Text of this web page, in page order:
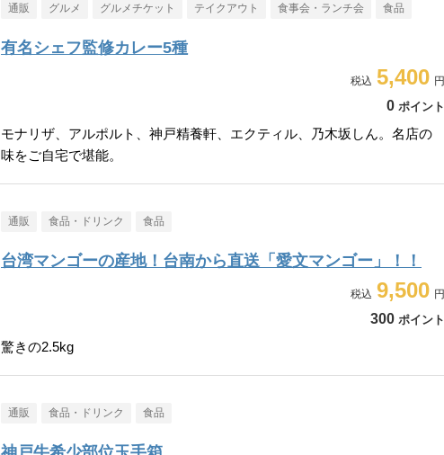
通販 グルメ グルメチケット テイクアウト 食事会・ランチ会 食品
有名シェフ監修カレー5種
5,400
0 ポイント
モナリザ、アルポルト、神戸精養軒、エクティル、乃木坂しん。名店の
味をご自宅で堪能。
通販 食品・ドリンク 食品
台湾マンゴーの産地！台南から直送「愛文マンゴー」！！
9,500
300 ポイント
驚きの2.5kg
通販 食品・ドリンク 食品